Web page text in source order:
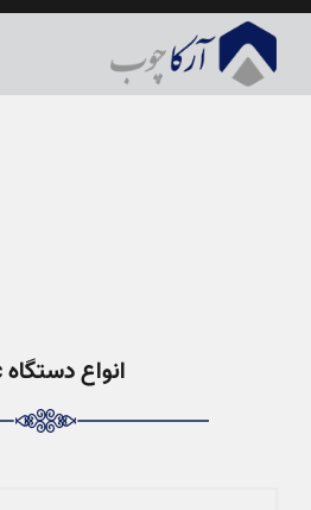
انواع دستگاه cnc